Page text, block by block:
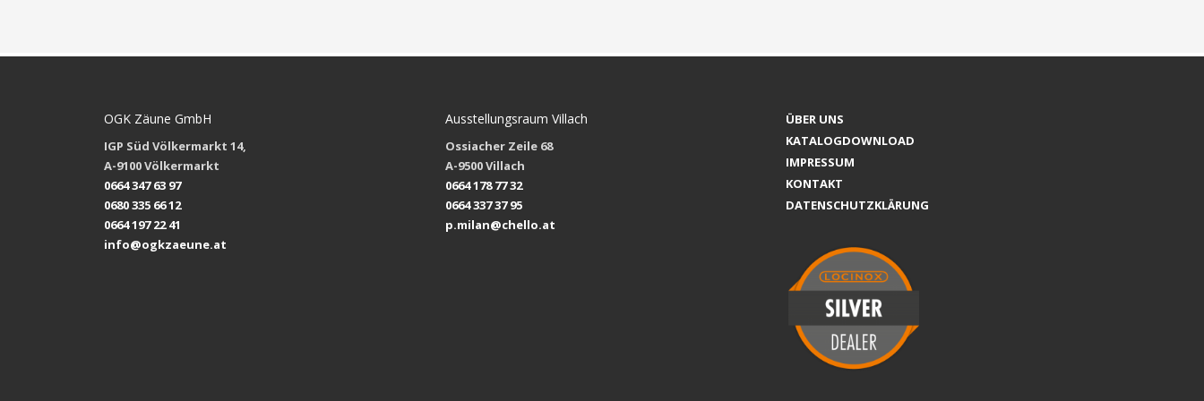
OGK Zäune GmbH
IGP Süd Völkermarkt 14,
A-9100 Völkermarkt
0664 347 63 97
0680 335 66 12
0664 197 22 41
info@ogkzaeune.at
Ausstellungsraum Villach
Ossiacher Zeile 68
A-9500 Villach
0664 178 77 32
0664 337 37 95
p.milan@chello.at
ÜBER UNS
KATALOGDOWNLOAD
IMPRESSUM
KONTAKT
DATENSCHUTZKLÄRUNG